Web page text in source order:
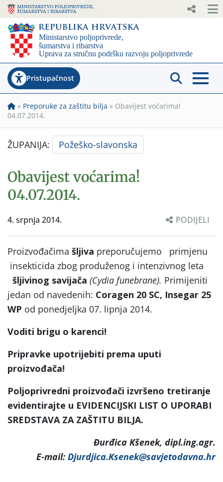
Pristupačnost
» Preporuke za zaštitu bilja » Obavijest voćarima!
04.07.2014.
ŽUPANIJA: Požeško-slavonska
Obavijest voćarima!
04.07.2014.
4. srpnja 2014. PODIJELI
Proizvođačima šljiva preporučujemo
primjenu
insekticida zbog produženog i intenzivnog leta
šljivinog savijača (Cydia funebrane). Primijeniti
jedan od navedenih: Coragen 20 SC, Insegar 25
WP od ponedjeljka 07. lipnja 2014.
Voditi brigu o karenci!
Pripravke upotrijebiti prema uputi
proizvođača!
Poljoprivredni proizvođači izvršeno tretiranje
evidentirajte u EVIDENCIJSKI LIST O UPORABI
SREDSTAVA ZA ZAŠTITU BILJA.
Đurđica Kšenek, dipl.ing.agr.
E-mail: Djurdjica.Ksenek@savjetodavna.hr